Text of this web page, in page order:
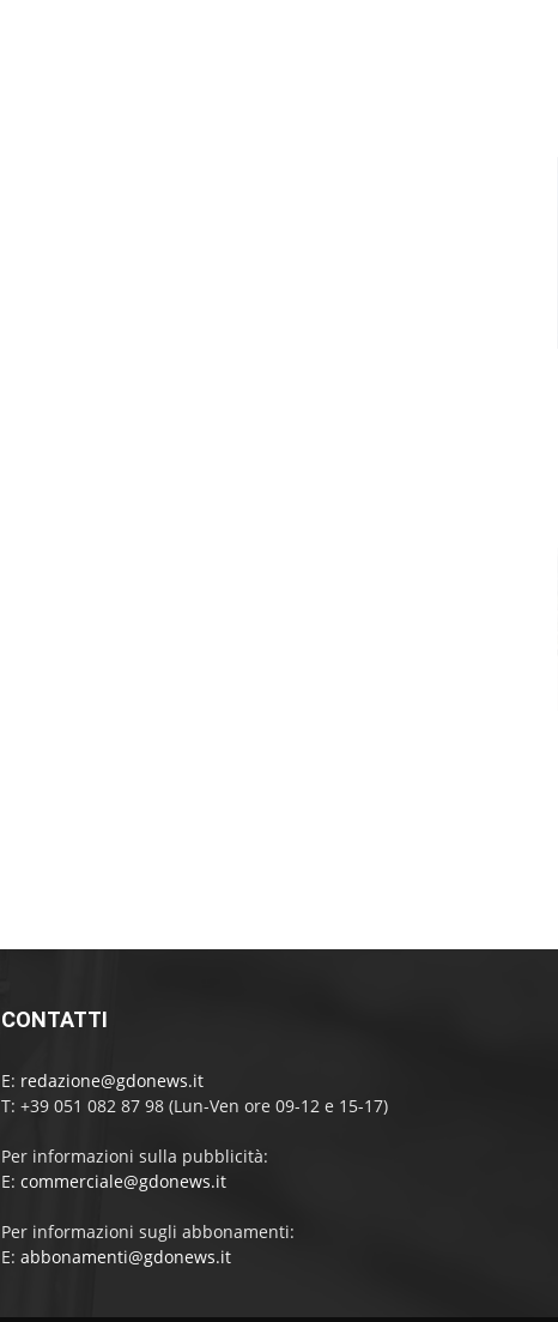
CONTATTI
E: redazione@gdonews.it
T: +39 051 082 87 98 (Lun-Ven ore 09-12 e 15-17)
Per informazioni sulla pubblicità:
E: commerciale@gdonews.it
Per informazioni sugli abbonamenti:
E: abbonamenti@gdonews.it